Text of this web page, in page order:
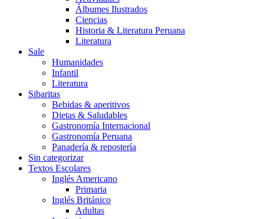
Álbumes Ilustrados
Ciencias
Historia & Literatura Peruana
Literatura
Sale
Humanidades
Infantil
Literatura
Sibaritas
Bebidas & aperitivos
Dietas & Saludables
Gastronomía Internacional
Gastronomía Peruana
Panadería & repostería
Sin categorizar
Textos Escolares
Inglés Americano
Primaria
Inglés Británico
Adultas